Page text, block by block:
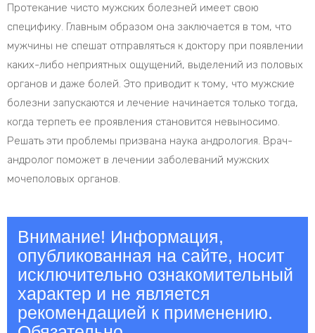
Протекание чисто мужских болезней имеет свою
специфику. Главным образом она заключается в том, что
мужчины не спешат отправляться к доктору при появлении
каких-либо неприятных ощущений, выделений из половых
органов и даже болей. Это приводит к тому, что мужские
болезни запускаются и лечение начинается только тогда,
когда терпеть ее проявления становится невыносимо.
Решать эти проблемы призвана наука андрология. Врач-
андролог поможет в лечении заболеваний мужских
мочеполовых органов.
Внимание! Информация,
опубликованная на сайте, носит
исключительно ознакомительный
характер и не является
рекомендацией к применению.